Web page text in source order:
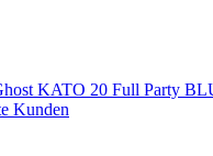
KATO 20 Full Party
Kunden